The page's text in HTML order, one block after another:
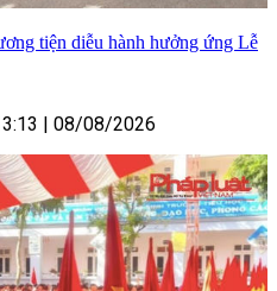
tiện diễu hành hưởng ứng Lễ
08/08/2026